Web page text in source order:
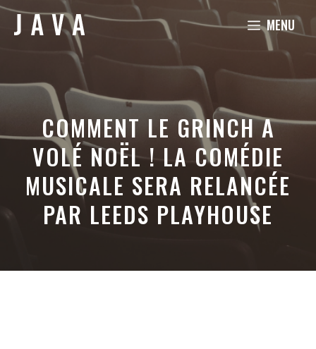
Aller
MENU
COMMENT LE GRINCH A
VOLÉ NOËL ! LA COMÉDIE
MUSICALE SERA RELANCÉE
PAR LEEDS PLAYHOUSE